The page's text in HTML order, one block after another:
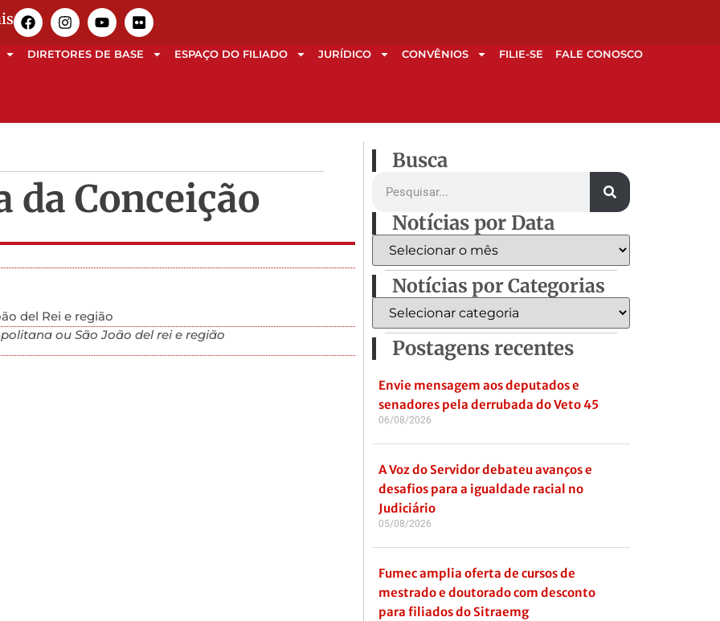
DIRETORES DE BASE ESPAÇO DO FILIADO JURÍDICO CONVÊNIOS FILIE-SE FALE CONOSCO
da Conceição
del Rei e região
ou São João del rei e região
Busca
Notícias por Data
Notícias por Categorias
Postagens recentes
Envie mensagem aos deputados e
senadores pela derrubada do Veto 45
06/08/2026
A Voz do Servidor debateu avanços e
desafios para a igualdade racial no
Judiciário
05/08/2026
Fumec amplia oferta de cursos de
mestrado e doutorado com desconto
para filiados do Sitraemg